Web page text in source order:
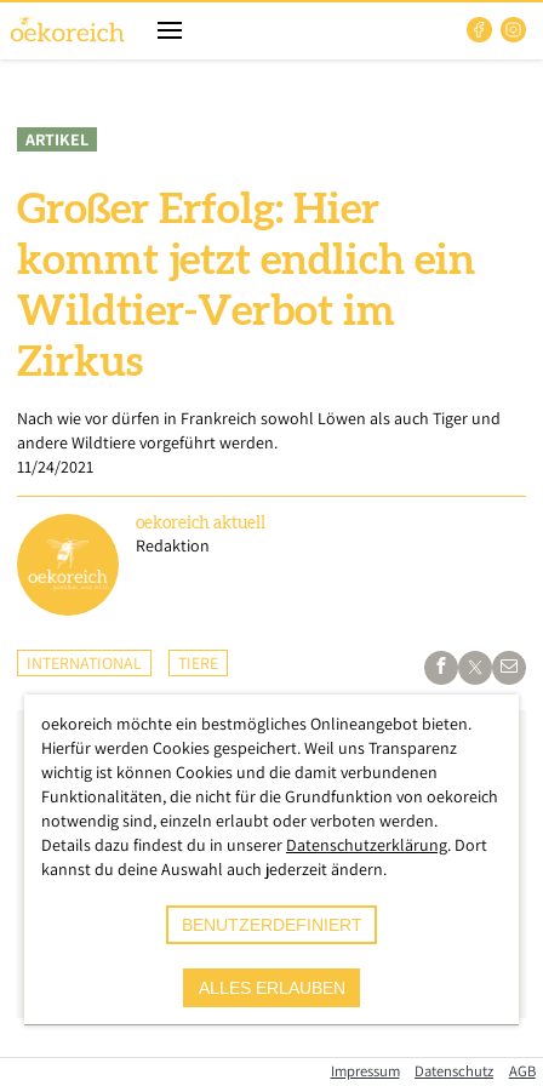
ARTIKEL
Großer Erfolg: Hier
kommt jetzt endlich ein
Wildtier-Verbot im
Zirkus
Nach wie vor dürfen in Frankreich sowohl Löwen als auch Tiger und
andere Wildtiere vorgeführt werden.
11/24/2021
oekoreich aktuell
Redaktion
INTERNATIONAL TIERE
Nach wie vor dürfen in Frankreich sowohl Löwen als auch
Impressum Datenschutz AGB
oekoreich möchte ein bestmögliches Onlineangebot bieten.
Hierfür werden Cookies gespeichert. Weil uns Transparenz
wichtig ist können Cookies und die damit verbundenen
Funktionalitäten, die nicht für die Grundfunktion von oekoreich
notwendig sind, einzeln erlaubt oder verboten werden.
Details dazu findest du in unserer Datenschutzerklärung. Dort
kannst du deine Auswahl auch jederzeit ändern.
BENUTZERDEFINIERT
ALLES ERLAUBEN